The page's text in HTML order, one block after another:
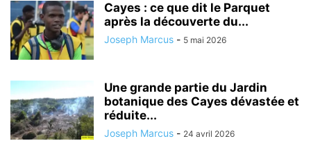
Cayes : ce que dit le Parquet
après la découverte du...
Joseph Marcus - 5 mai 2026
Une grande partie du Jardin
botanique des Cayes dévastée et
réduite...
Joseph Marcus - 24 avril 2026